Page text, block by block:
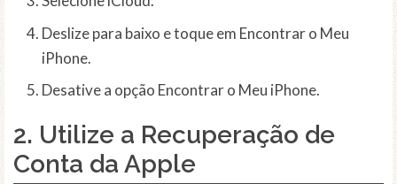
Deslize para baixo e toque em Encontrar o Meu
iPhone.
Desative a opção Encontrar o Meu iPhone.
2. Utilize a Recuperação de
Conta da Apple